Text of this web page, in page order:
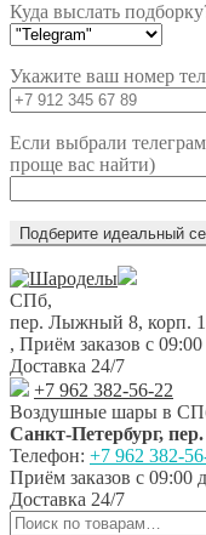
Куда выслать
Укажите ваш номер
Если выбрали
проще вас найти)
Перейти
к
навигации
Перейти
к
содержимому
СПб,
пер. Лыжный 8, корп. 1
, Приём заказов с
Доставка 24/7
+7 962 382-56-22
Воздушные шары в
Санкт-Петербург,
Телефон: +7 962 382-
Приём заказов с 09:00
Доставка 24/7
Искать: